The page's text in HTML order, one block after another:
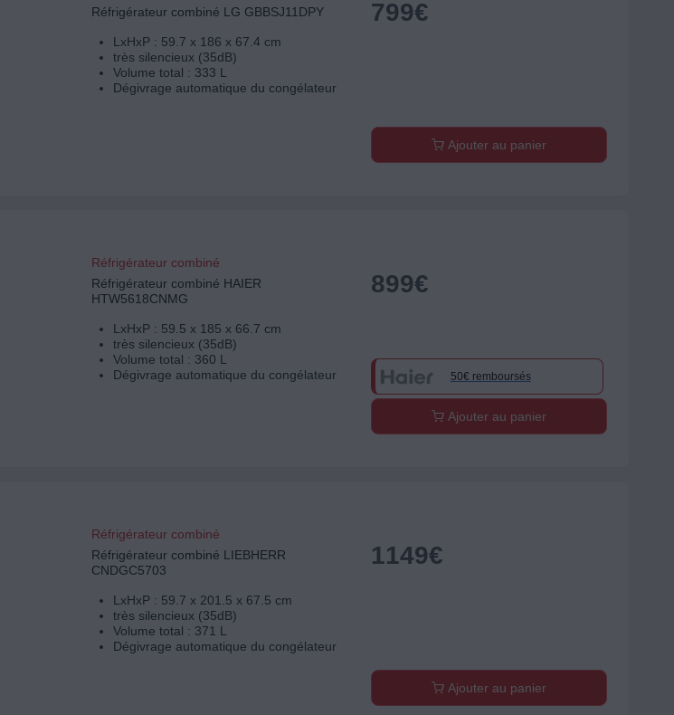
Réfrigérateur combiné LG GBBSJ11DPY
LxHxP : 59.7 x 186 x 67.4 cm
très silencieux (35dB)
Volume total : 333 L
Dégivrage automatique du congélateur
799€
Ajouter au panier
Réfrigérateur combiné
Réfrigérateur combiné HAIER
HTW5618CNMG
LxHxP : 59.5 x 185 x 66.7 cm
très silencieux (35dB)
Volume total : 360 L
Dégivrage automatique du congélateur
899€
50€ remboursés
Ajouter au panier
Réfrigérateur combiné
Réfrigérateur combiné LIEBHERR
CNDGC5703
LxHxP : 59.7 x 201.5 x 67.5 cm
très silencieux (35dB)
Volume total : 371 L
Dégivrage automatique du congélateur
1149€
Ajouter au panier